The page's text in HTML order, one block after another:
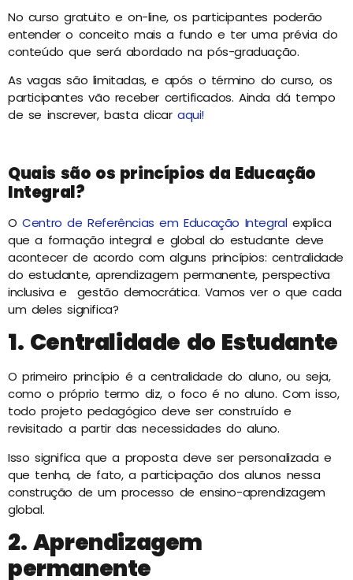
No curso gratuito e on-line, os participantes poderão
entender o conceito mais a fundo e ter uma prévia do
conteúdo que será abordado na pós-graduação.
As vagas são limitadas, e após o término do curso, os
participantes vão receber certificados. Ainda dá tempo
de se inscrever, basta clicaraqui!
Quais são os princípios da Educação
Integral?
OCentro de Referências em Educação Integralexplica
que a formação integral e global do estudante deve
acontecer de acordo com alguns princípios: centralidade
do estudante, aprendizagem permanente, perspectiva
inclusiva e gestão democrática. Vamos ver o que cada
um deles significa?
1. Centralidade do Estudante
O primeiro princípio é a centralidade do aluno, ou seja,
como o próprio termo diz, o foco é no aluno. Com isso,
todo projeto pedagógico deve ser construído e
revisitado a partir das necessidades do aluno.
Isso significa que a proposta deve ser personalizada e
que tenha, de fato, a participação dos alunos nessa
construção de um processo de ensino-aprendizagem
global.
2. Aprendizagem
permanente